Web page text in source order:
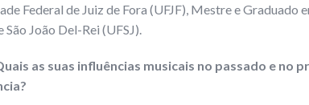
Federal de Juiz de Fora (UFJF), Mestre e Graduado
São João Del-Rei (UFSJ).
as suas influências musicais no passado e no